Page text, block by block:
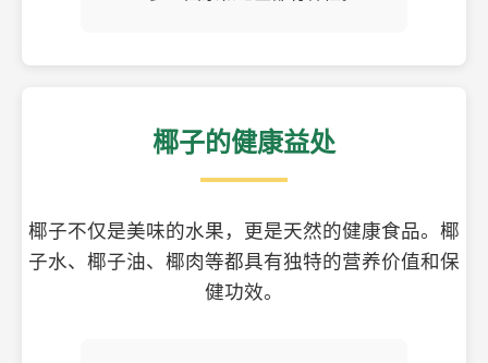
椰子的健康益处
椰子不仅是美味的水果，更是天然的健康食品。椰
子水、椰子油、椰肉等都具有独特的营养价值和保
健功效。